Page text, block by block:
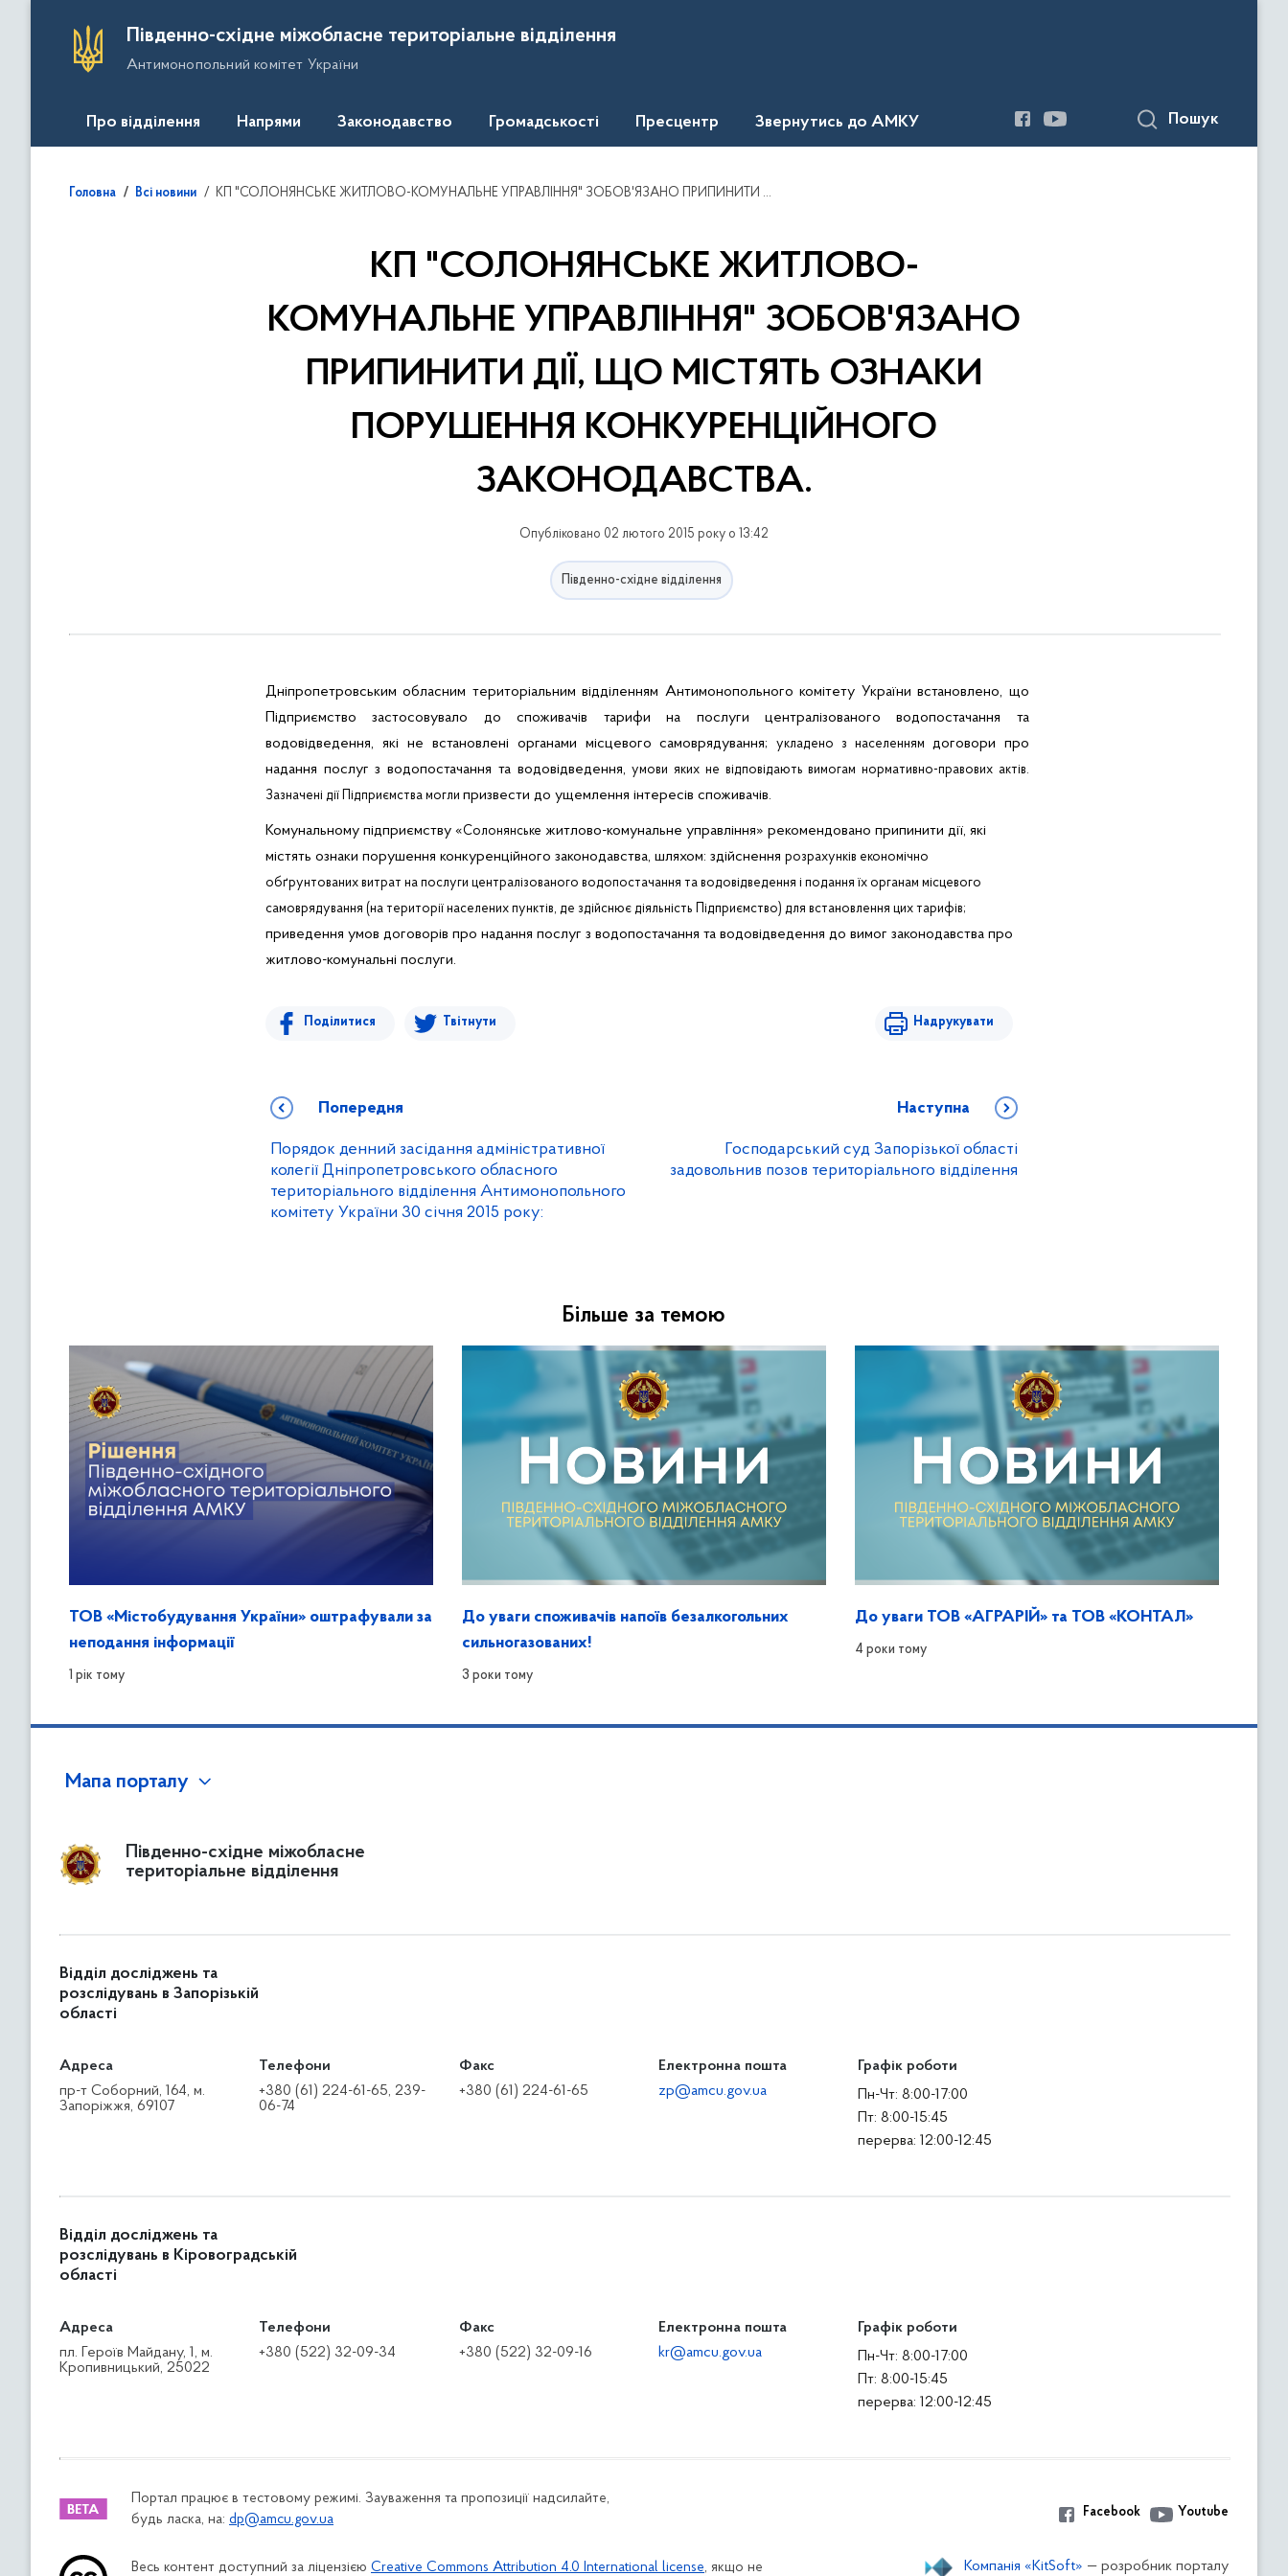
Південно-східне міжобласне територіальне відділення
Антимонопольний комітет України
Про відділення Напрями Законодавство Громадськості Пресцентр Звернутись до АМКУ Пошук
Головна Всі новини КП "СОЛОНЯНСЬКЕ ЖИТЛОВО-КОМУНАЛЬНЕ УПРАВЛІННЯ" ЗОБОВ'ЯЗАНО ПРИПИНИТИ ДІЇ, ЩО МІСТЯТЬ ОЗНАКИ ПОРУШЕННЯ КОНКУРЕНЦІЙНОГО ЗАКОНОДАВСТВА.
КП "СОЛОНЯНСЬКЕ ЖИТЛОВО-
КОМУНАЛЬНЕ УПРАВЛІННЯ" ЗОБОВ'ЯЗАНО
ПРИПИНИТИ ДІЇ, ЩО МІСТЯТЬ ОЗНАКИ
ПОРУШЕННЯ КОНКУРЕНЦІЙНОГО
ЗАКОНОДАВСТВА.
Опубліковано 02 лютого 2015 року о 13:42
Південно-східне відділення
Дніпропетровським обласним територіальним відділенням Антимонопольного комітету України встановлено, що
Підприємство застосовувало до споживачів тарифи на послуги централізованого водопостачання та
водовідведення, які не встановлені органами місцевого самоврядування;укладено з населеннямдоговори про
надання послуг з водопостачання та водовідведення,умови яких не відповідають вимогам нормативно-правових актів.
Зазначені дії Підприємства могли призвести до ущемлення інтересів споживачів.
Комунальному підприємству «Солонянське житлово-комунальне управління» рекомендовано припинити дії, які
містять ознаки порушення конкуренційного законодавства, шляхом: здійснення розрахунків економічно
обґрунтованих витрат на послуги централізованого водопостачання та водовідведення і подання їх органам місцевого
самоврядування (на території населених пунктів, де здійснює діяльність Підприємство) для встановлення цих тарифів;
приведення умов договорів про надання послуг з водопостачання та водовідведення до вимог законодавства про
житлово-комунальні послуги.
Поділитися Твітнути Надрукувати
Попередня
Порядок денний засідання адміністративної
колегії Дніпропетровського обласного
територіального відділення Антимонопольного
комітету України 30 січня 2015 року:
Наступна
Господарський суд Запорізької області
задовольнив позов територіального відділення
Більше за темою
ТОВ «Містобудування України» оштрафували за
неподання інформації
1 рік тому
До уваги споживачів напоїв безалкогольних
сильногазованих!
3 роки тому
До уваги ТОВ «АГРАРІЙ» та ТОВ «КОНТАЛ»
4 роки тому
Мапа порталу
Південно-східне міжобласне
територіальне відділення
Відділ досліджень та
розслідувань в Запорізькій
області
Адреса
пр-т Соборний, 164, м.
Запоріжжя, 69107
Телефони
+380 (61) 224-61-65, 239-
06-74
Факс
+380 (61) 224-61-65
Електронна пошта
zp@amcu.gov.ua
Графік роботи
Пн-Чт: 8:00-17:00
Пт: 8:00-15:45
перерва: 12:00-12:45
Відділ досліджень та
розслідувань в Кіровоградській
області
Адреса
пл. Героїв Майдану, 1, м.
Кропивницький, 25022
Телефони
+380 (522) 32-09-34
Факс
+380 (522) 32-09-16
Електронна пошта
kr@amcu.gov.ua
Графік роботи
Пн-Чт: 8:00-17:00
Пт: 8:00-15:45
перерва: 12:00-12:45
Портал працює в тестовому режимі. Зауваження та пропозиції надсилайте,
будь ласка, на: dp@amcu.gov.ua Facebook Youtube
Весь контент доступний за ліцензією Creative Commons Attribution 4.0 International license, якщо не Компанія «KitSoft» — розробник порталу